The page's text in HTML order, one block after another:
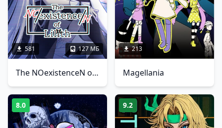
581 127 МБ
The NOexistenceN of Lilith
213
Magellania
8.0 9.2